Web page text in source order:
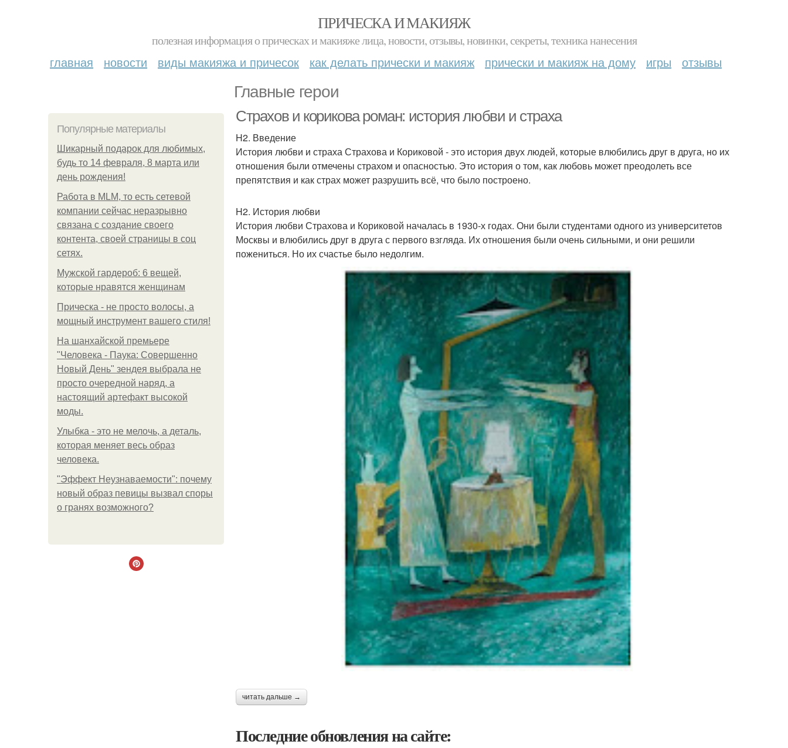
ПРИЧЕСКА И МАКИЯЖ
полезная информация о прическах и макияже лица, новости, отзывы, новинки, секреты, техника нанесения
главная новости виды макияжа и причесок как делать прически и макияж прически и макияж на дому игры отзывы
Главные герои
Популярные материалы
Шикарный подарок для любимых,
будь то 14 февраля, 8 марта или
день рождения!
Работа в MLM, то есть сетевой
компании сейчас неразрывно
связана с создание своего
контента, своей страницы в соц
сетях.
Мужской гардероб: 6 вещей,
которые нравятся женщинам
Прическа - не просто волосы, а
мощный инструмент вашего стиля!
На шанхайской премьере
"Человека - Паука: Совершенно
Новый День" зендея выбрала не
просто очередной наряд, а
настоящий артефакт высокой
моды.
Улыбка - это не мелочь, а деталь,
которая меняет весь образ
человека.
"Эффект Неузнаваемости": почему
новый образ певицы вызвал споры
о гранях возможного?
Страхов и корикова роман: история любви и страха
H2. Введение
История любви и страха Страхова и Кориковой - это история двух людей, которые влюбились друг в друга, но их
отношения были отмечены страхом и опасностью. Это история о том, как любовь может преодолеть все
препятствия и как страх может разрушить всё, что было построено.
H2. История любви
История любви Страхова и Кориковой началась в 1930-х годах. Они были студентами одного из университетов
Москвы и влюбились друг в друга с первого взгляда. Их отношения были очень сильными, и они решили
пожениться. Но их счастье было недолгим.
читать дальше →
Последние обновления на сайте: